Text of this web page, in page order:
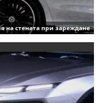
на стената при зареждане